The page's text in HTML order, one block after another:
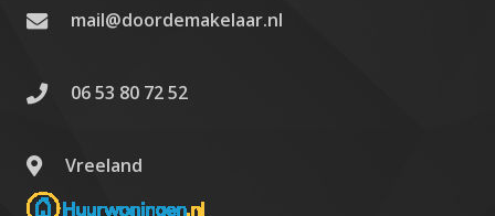
mail@doordemakelaar.nl
06 53 80 72 52
Vreeland